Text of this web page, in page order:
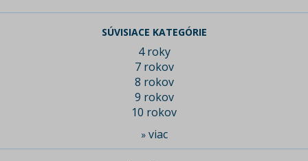
SÚVISIACE KATEGÓRIE
4 roky
7 rokov
8 rokov
9 rokov
10 rokov
» viac